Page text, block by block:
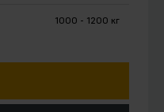
1000 - 1200 кг